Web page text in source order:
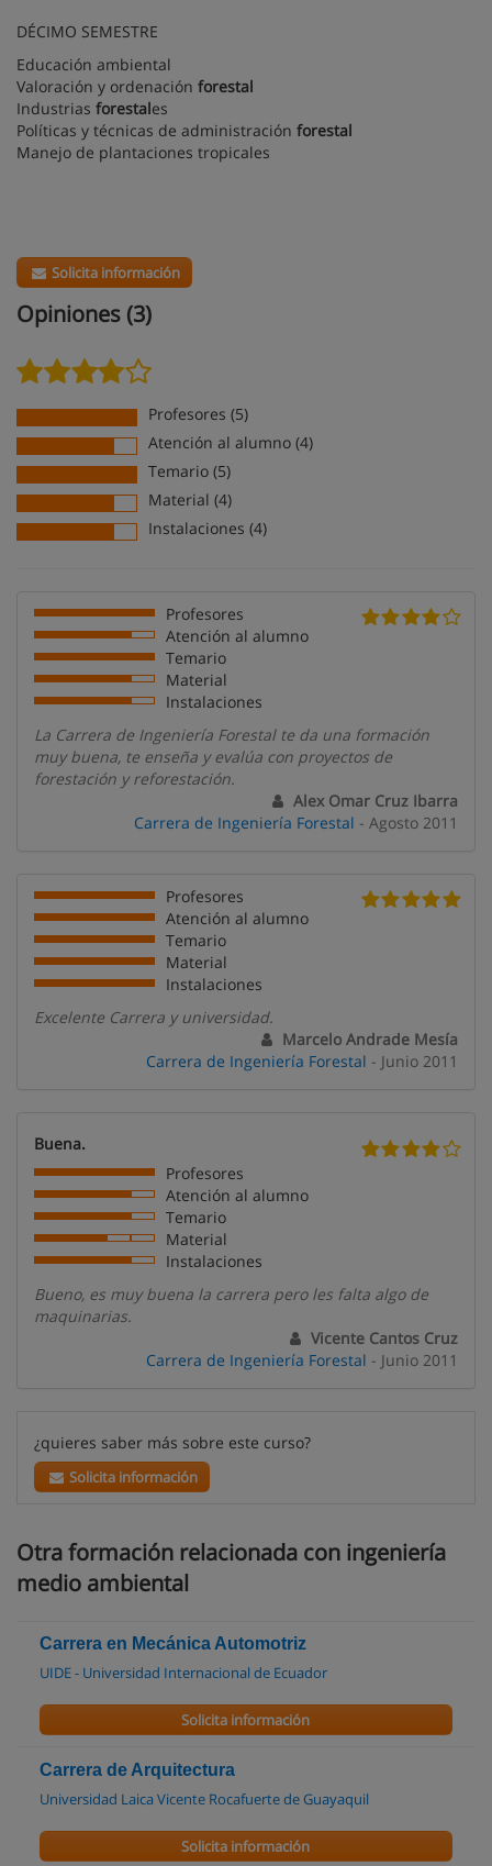
DÉCIMO SEMESTRE
Educación ambiental
Valoración y ordenación forestal
Industrias forestales
Políticas y técnicas de administración forestal
Manejo de plantaciones tropicales
Solicita información
Opiniones (3)
Profesores (5)
Atención al alumno (4)
Temario (5)
Material (4)
Instalaciones (4)
Profesores
Atención al alumno
Temario
Material
Instalaciones
La Carrera de Ingeniería Forestal te da una formación
muy buena, te enseña y evalúa con proyectos de
forestación y reforestación.
Alex Omar Cruz Ibarra
Carrera de Ingeniería Forestal - Agosto 2011
Profesores
Atención al alumno
Temario
Material
Instalaciones
Excelente Carrera y universidad.
Marcelo Andrade Mesía
Carrera de Ingeniería Forestal - Junio 2011
Buena.
Profesores
Atención al alumno
Temario
Material
Instalaciones
Bueno, es muy buena la carrera pero les falta algo de
maquinarias.
Vicente Cantos Cruz
Carrera de Ingeniería Forestal - Junio 2011
¿quieres saber más sobre este curso?
Solicita información
Otra formación relacionada con ingeniería
medio ambiental
Carrera en Mecánica Automotriz
UIDE - Universidad Internacional de Ecuador
Solicita información
Carrera de Arquitectura
Universidad Laica Vicente Rocafuerte de Guayaquil
Solicita información